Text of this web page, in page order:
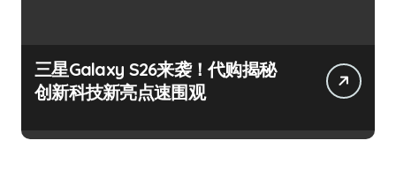
三星Galaxy S26来袭！代购揭秘
创新科技新亮点速围观